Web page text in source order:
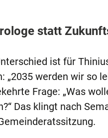
statt
ist für
„2035 werden wir so
Frage: „Was
Das klingt nach